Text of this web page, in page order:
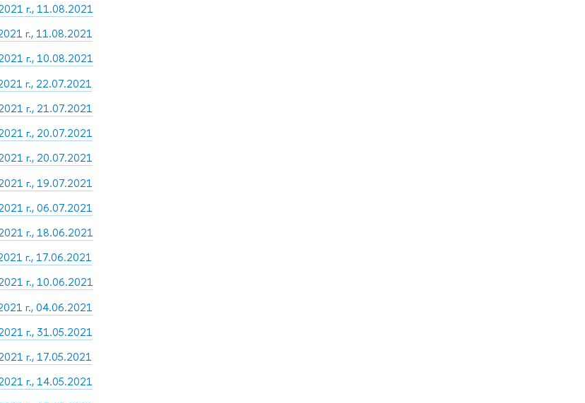
г., 11.08.2021
г., 11.08.2021
г., 10.08.2021
г., 22.07.2021
г., 21.07.2021
г., 20.07.2021
г., 20.07.2021
г., 19.07.2021
г., 06.07.2021
г., 18.06.2021
г., 17.06.2021
г., 10.06.2021
г., 04.06.2021
г., 31.05.2021
г., 17.05.2021
г., 14.05.2021